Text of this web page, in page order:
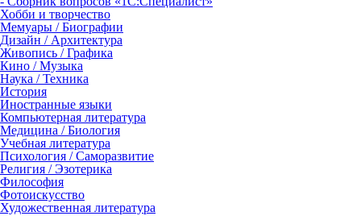
Хобби и творчество
Мемуары / Биографии
Дизайн / Архитектура
Живопись / Графика
Кино / Музыка
Наука / Техника
История
Иностранные языки
Компьютерная литература
Медицина / Биология
Учебная литература
Психология / Саморазвитие
Религия / Эзотерика
Философия
Фотоискусство
Художественная литература